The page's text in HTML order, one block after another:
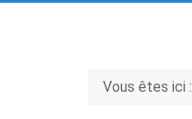
Vous êtes ici :